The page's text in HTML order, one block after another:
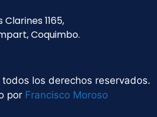
Clarines 1165,
Coquimbo.
los derechos reservados.
por Francisco Moroso